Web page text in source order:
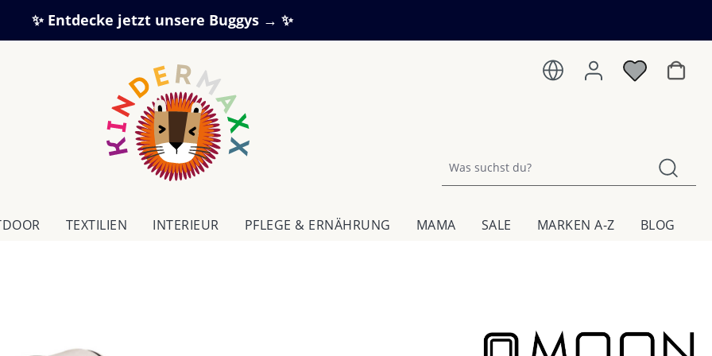
✨ Entdecke jetzt unsere Buggys → ✨
TEXTILIEN IN­TE­RI­EUR PFLEGE & ERNÄHRUNG MAMA SALE MARKEN A-Z BLOG